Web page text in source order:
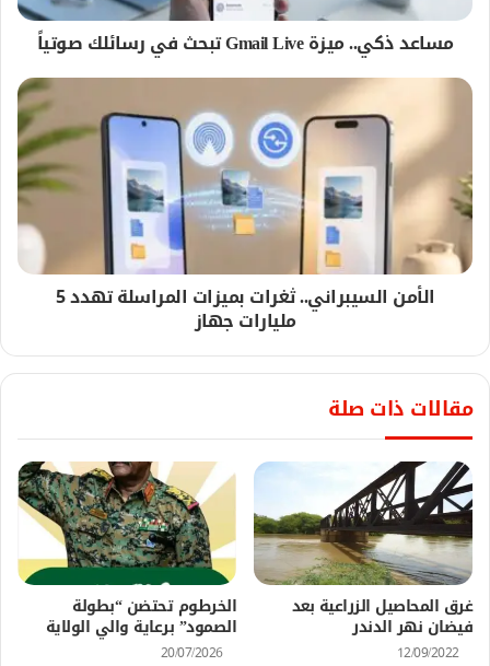
مساعد ذكي.. ميزة Gmail Live تبحث في رسائلك صوتياً
الأمن السيبراني.. ثغرات بميزات المراسلة تهدد 5
مليارات جهاز
مقالات ذات صلة
غرق المحاصيل الزراعية بعد
فيضان نهر الدندر
12/09/2022
الخرطوم تحتضن “بطولة
الصمود” برعاية والي الولاية
20/07/2026